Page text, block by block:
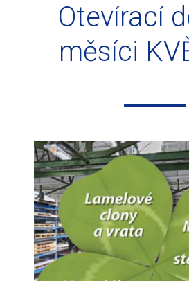
Otevírací
měsíci